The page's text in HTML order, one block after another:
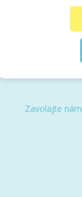
Zavolajte nám